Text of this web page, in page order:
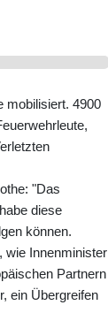
mobilisiert. 4900
"Das
diese
können.
wie Innenminister
Partnern
ein Übergreifen